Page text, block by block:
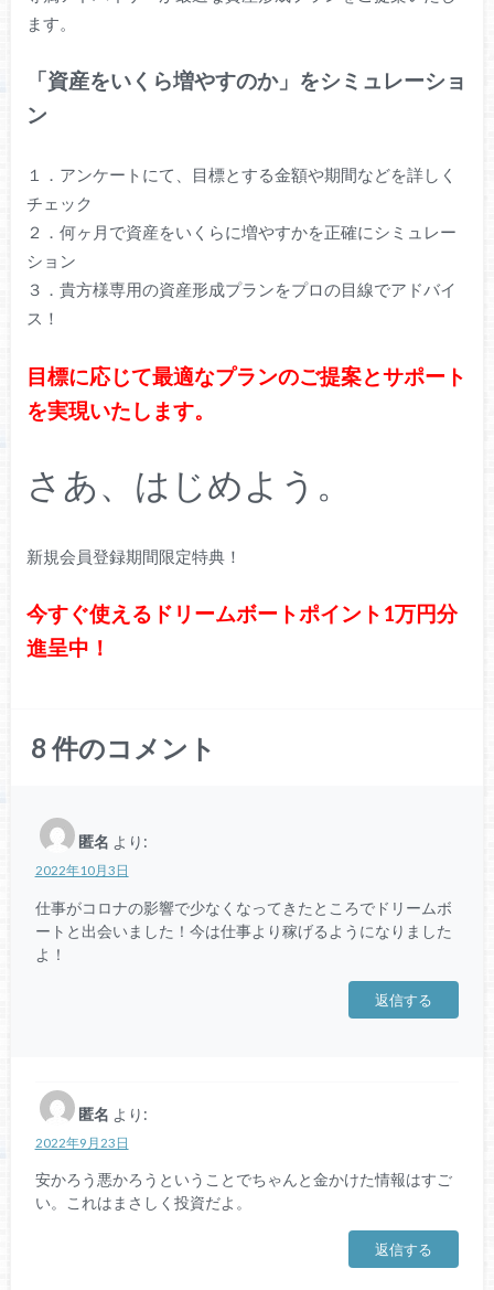
ます。
「資産をいくら増やすのか」をシミュレーショ
ン
１．アンケートにて、目標とする金額や期間などを詳しく
チェック
２．何ヶ月で資産をいくらに増やすかを正確にシミュレー
ション
３．貴方様専用の資産形成プランをプロの目線でアドバイ
ス！
目標に応じて最適なプランのご提案とサポート
を実現いたします。
さあ、はじめよう。
新規会員登録期間限定特典！
今すぐ使えるドリームボートポイント1万円分
進呈中！
8 件のコメント
匿名 より:
2022年10月3日
仕事がコロナの影響で少なくなってきたところでドリームボ
ートと出会いました！今は仕事より稼げるようになりました
よ！
返信する
匿名 より:
2022年9月23日
安かろう悪かろうということでちゃんと金かけた情報はすご
い。これはまさしく投資だよ。
返信する